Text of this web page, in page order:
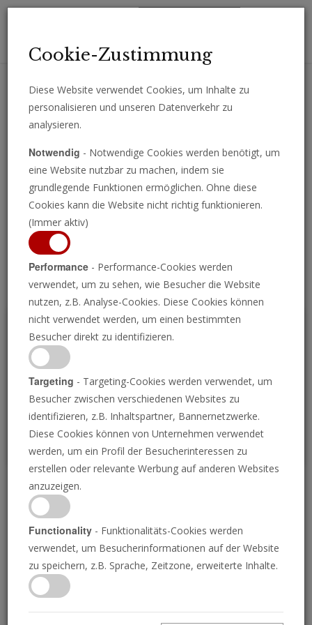
Erhalten Sie wichtige Analysen, Kommentare und Nachrichten
Programm ansehen
P
Die verborgene
Supermacht
08.06.2018 • 26 Minuten
Ihre Bibel prophezeit über einen starken Mann,
der praktisch aus dem Nichts kommend die
Cookie-Zustimmung
Diese Website verwendet Cookies, um Inhalte zu
personalisieren und unseren Datenverkehr zu
analysieren.
Notwendig - Notwendige Cookies werden benötigt, um
eine Website nutzbar zu machen, indem sie
grundlegende Funktionen ermöglichen. Ohne diese
Cookies kann die Website nicht richtig funktionieren.
(Immer aktiv)
Performance - Performance-Cookies werden
verwendet, um zu sehen, wie Besucher die Website
nutzen, z.B. Analyse-Cookies. Diese Cookies können
nicht verwendet werden, um einen bestimmten
Besucher direkt zu identifizieren.
Targeting - Targeting-Cookies werden verwendet, um
Besucher zwischen verschiedenen Websites zu
identifizieren, z.B. Inhaltspartner, Bannernetzwerke.
Diese Cookies können von Unternehmen verwendet
werden, um ein Profil der Besucherinteressen zu
erstellen oder relevante Werbung auf anderen Websites
anzuzeigen.
Functionality - Funktionalitäts-Cookies werden
verwendet, um Besucherinformationen auf der Website
zu speichern, z.B. Sprache, Zeitzone, erweiterte Inhalte.